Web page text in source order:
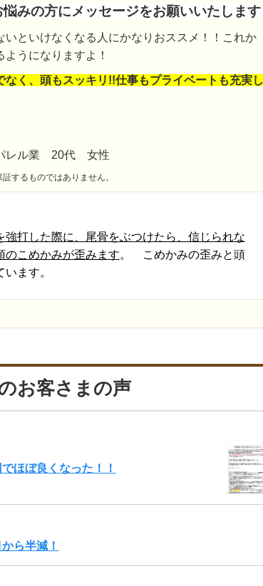
みの方にメッセージをお願いいたします
いといけなくなる人にかなりおススメ！！これか
うになりますよ！
なく、頭もスッキリ!!仕事もプライベートも充実し
レル業 20代 女性
するものではありません。
強打した際に、尾骨をぶつけたら、信じられな
のこめかみが歪みます。 こめかみの歪みと頭
ます。
お客さまの声
ほぼ良くなった！！
ら半減！